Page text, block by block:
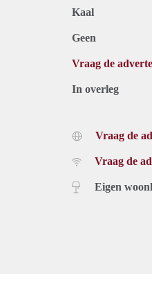
Kaal
Geen
Vraag de
In overleg
Vraag de
Vraag de
Eigen